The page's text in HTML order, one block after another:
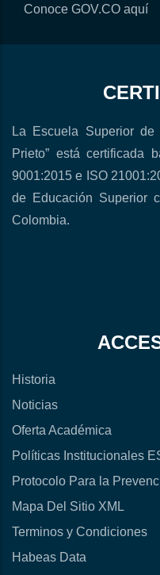
Conoce GOV.CO aquí
La Escuela Superior de
Prieto” está certificada
9001:2015 e ISO
de Educación Superior
Colombia.
Historia
Noticias
Oferta Académica
Políticas Institucionales
Protocolo Para la
Mapa Del Sitio XML
Terminos y Condiciones
Habeas Data